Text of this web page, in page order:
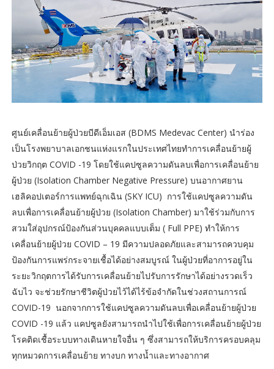
ศูนย์เคลื่อนย้ายผู้ป่วยบีดีเอ็มเอส (BDMS Medevac Center) นำร่อง
เป็นโรงพยาบาลเอกชนแห่งแรกในประเทศไทยทำการเคลื่อนย้ายผู้
ป่วยวิกฤต COVID -19 โดยใช้แคปซูลความดันลบเพื่อการเคลื่อนย้าย
ผู้ป่วย (Isolation Chamber Negative Pressure) บนอากาศยาน
เฮลิคอปเตอร์การแพทย์ฉุกเฉิน (SKY ICU) การใช้แคปซูลความดัน
ลบเพื่อการเคลื่อนย้ายผู้ป่วย (Isolation Chamber) มาใช้ร่วมกับการ
สวมใส่อุปกรณ์ป้องกันส่วนบุคคลแบบเต็ม ( Full PPE) ทำให้การ
เคลื่อนย้ายผู้ป่วย COVID – 19 มีความปลอดภัยและสามารถควบคุม
ป้องกันการแพร่กระจายเชื้อได้อย่างสมบูรณ์ ในผู้ป่วยที่อาการอยู่ใน
ระยะวิกฤตการได้รับการเคลื่อนย้ายไปรับการรักษาได้อย่างรวดเร็ว
ฉับไว จะช่วยรักษาชีวิตผู้ป่วยไว้ได้ไร้ข้อจำกัดในช่วงสถานการณ์
COVID-19 นอกจากการใช้แคปซูลความดันลบเพื่อเคลื่อนย้ายผู้ป่วย
COVID -19 แล้ว แคปซูลยังสามารถนำไปใช้เพื่อการเคลื่อนย้ายผู้ป่วย
โรคติดเชื้อระบบทางเดินหายใจอื่น ๆ ซึ่งสามารถให้บริการครอบคลุม
ทุกหมวดการเคลื่อนย้าย ทางบก ทางน้ำและทางอากาศ